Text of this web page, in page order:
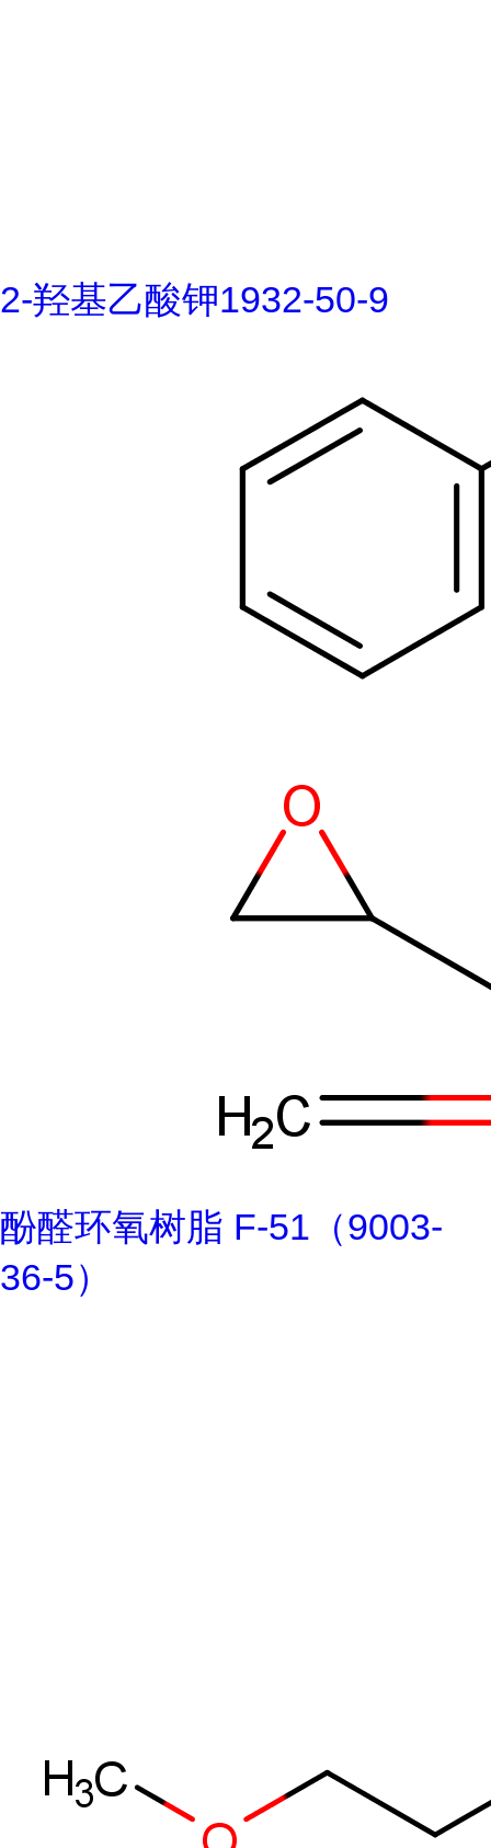
2-羟基乙酸钾1932-50-9
酚醛环氧树脂 F-51（9003-
36-5）